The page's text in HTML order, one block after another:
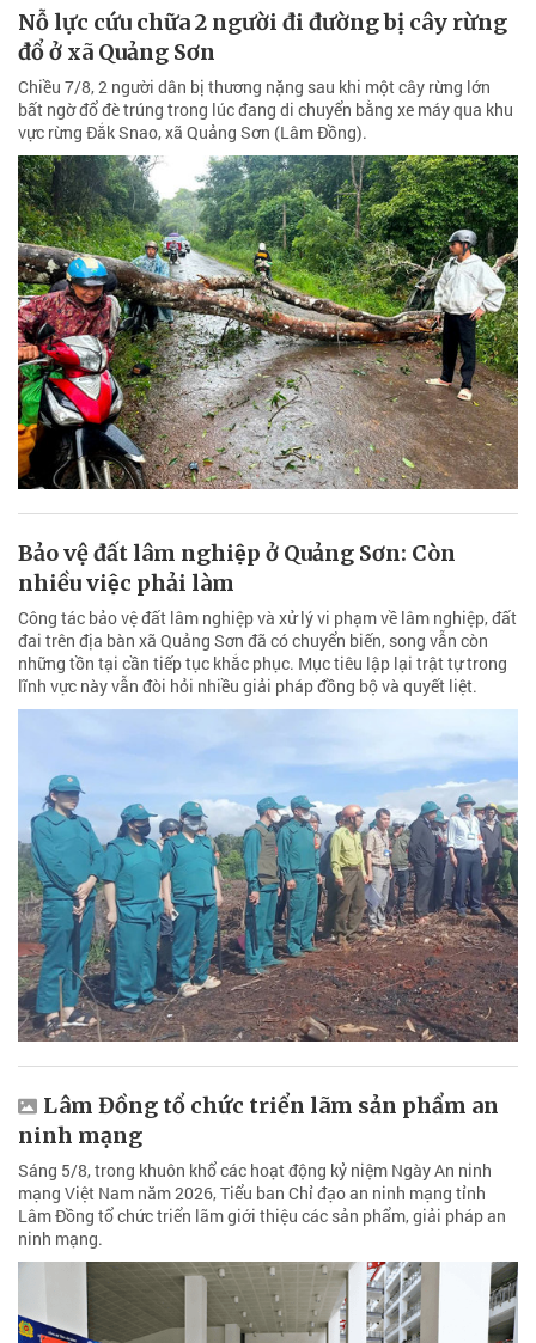
Nỗ lực cứu chữa 2 người đi đường bị cây rừng
đổ ở xã Quảng Sơn
Chiều 7/8, 2 người dân bị thương nặng sau khi một cây rừng lớn
bất ngờ đổ đè trúng trong lúc đang di chuyển bằng xe máy qua khu
vực rừng Đắk Snao, xã Quảng Sơn (Lâm Đồng).
Bảo vệ đất lâm nghiệp ở Quảng Sơn: Còn
nhiều việc phải làm
Công tác bảo vệ đất lâm nghiệp và xử lý vi phạm về lâm nghiệp, đất
đai trên địa bàn xã Quảng Sơn đã có chuyển biến, song vẫn còn
những tồn tại cần tiếp tục khắc phục. Mục tiêu lập lại trật tự trong
lĩnh vực này vẫn đòi hỏi nhiều giải pháp đồng bộ và quyết liệt.
Lâm Đồng tổ chức triển lãm sản phẩm an
ninh mạng
Sáng 5/8, trong khuôn khổ các hoạt động kỷ niệm Ngày An ninh
mạng Việt Nam năm 2026, Tiểu ban Chỉ đạo an ninh mạng tỉnh
Lâm Đồng tổ chức triển lãm giới thiệu các sản phẩm, giải pháp an
ninh mạng.